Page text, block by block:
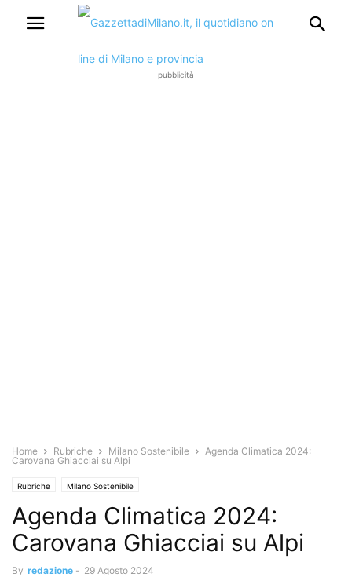
pubblicità
Home Rubriche Milano Sostenibile
Agenda Climatica 2024:
Carovana Ghiacciai su Alpi
Rubriche Milano Sostenibile
Agenda Climatica 2024:
Carovana Ghiacciai su Alpi
By redazione - 29 Agosto 2024